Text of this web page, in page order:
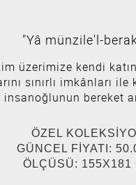
"Yâ münzile'l-
üzerimize kendi
sınırlı imkânları
insanoğlunun bereket
ÖZEL
GÜNCEL FİYATI:
ÖLÇÜSÜ: 155X181